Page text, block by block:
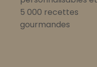
5 000 recettes
gourmandes